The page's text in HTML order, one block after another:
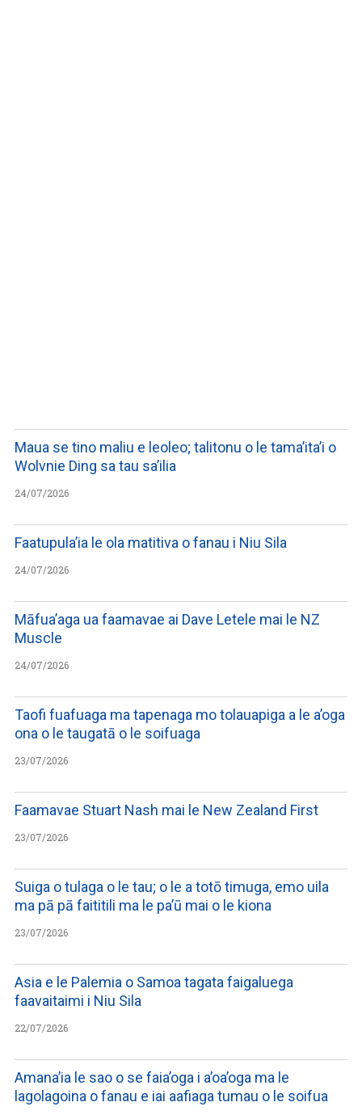
Maua se tino maliu e leoleo; talitonu o le tama’ita’i o
Wolvnie Ding sa tau sa’ilia
24/07/2026
Faatupula’ia le ola matitiva o fanau i Niu Sila
24/07/2026
Māfua’aga ua faamavae ai Dave Letele mai le NZ
Muscle
24/07/2026
Taofi fuafuaga ma tapenaga mo tolauapiga a le a’oga
ona o le taugatā o le soifuaga
23/07/2026
Faamavae Stuart Nash mai le New Zealand First
23/07/2026
Suiga o tulaga o le tau; o le a totō timuga, emo uila
ma pā pā faititili ma le pa’ū mai o le kiona
23/07/2026
Asia e le Palemia o Samoa tagata faigaluega
faavaitaimi i Niu Sila
22/07/2026
Amana’ia le sao o se faia’oga i a’oa’oga ma le
lagolagoina o fanau e iai aafiaga tumau o le soifua